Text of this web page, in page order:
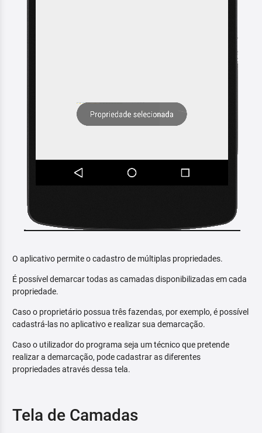
O aplicativo permite o cadastro de múltiplas propriedades.
É possível demarcar todas as camadas disponibilizadas em cada
propriedade.
Caso o proprietário possua três fazendas, por exemplo, é possível
cadastrá-las no aplicativo e realizar sua demarcação.
Caso o utilizador do programa seja um técnico que pretende
realizar a demarcação, pode cadastrar as diferentes
propriedades através dessa tela.
Tela de Camadas